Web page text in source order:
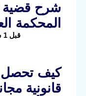
شرح قضية
المحكمة
قبل 1 شهر |
كيف تحصل